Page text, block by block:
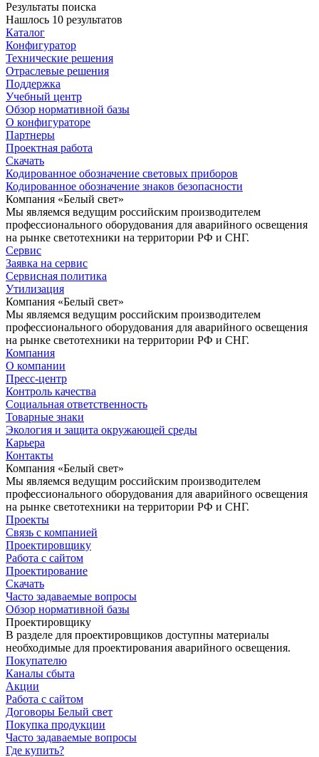
Результаты поиска
Нашлось 10 результатов
Каталог
Конфигуратор
Технические решения
Отраслевые решения
Поддержка
Учебный центр
Обзор нормативной базы
О конфигураторе
Партнеры
Проектная работа
Скачать
Кодированное обозначение световых приборов
Кодированное обозначение знаков безопасности
Компания «Белый свет»
Мы являемся ведущим российским производителем
профессионального оборудования для аварийного освещения
на рынке светотехники на территории РФ и СНГ.
Сервис
Заявка на сервис
Сервисная политика
Утилизация
Компания «Белый свет»
Мы являемся ведущим российским производителем
профессионального оборудования для аварийного освещения
на рынке светотехники на территории РФ и СНГ.
Компания
О компании
Пресс-центр
Контроль качества
Социальная ответственность
Товарные знаки
Экология и защита окружающей среды
Карьера
Контакты
Компания «Белый свет»
Мы являемся ведущим российским производителем
профессионального оборудования для аварийного освещения
на рынке светотехники на территории РФ и СНГ.
Проекты
Связь с компанией
Проектировщику
Работа с сайтом
Проектирование
Скачать
Часто задаваемые вопросы
Обзор нормативной базы
Проектировщику
В разделе для проектировщиков доступны материалы
необходимые для проектирования аварийного освещения.
Покупателю
Каналы сбыта
Акции
Работа с сайтом
Договоры Белый свет
Покупка продукции
Часто задаваемые вопросы
Где купить?